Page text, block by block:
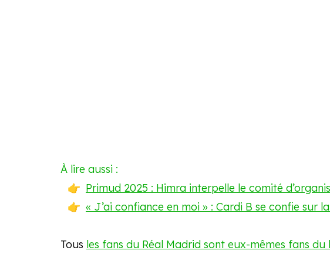
Tous les fans du Réal Madrid sont eux-mêmes fans
À lire aussi :
Primud 2025 : Himra interpelle le comité
« J’ai confiance en moi » : Cardi B se confie sur